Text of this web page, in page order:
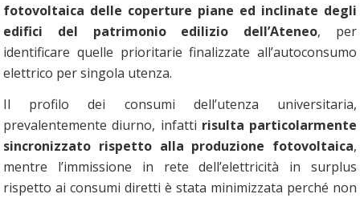
fotovoltaica delle coperture piane ed inclinate degli
edifici del patrimonio edilizio dell’Ateneo, per
identificare quelle prioritarie finalizzate all’autoconsumo
elettrico per singola utenza.
Il profilo dei consumi dell’utenza universitaria,
prevalentemente diurno, infatti risulta particolarmente
sincronizzato rispetto alla produzione fotovoltaica,
mentre l’immissione in rete dell’elettricità in surplus
rispetto ai consumi diretti è stata minimizzata perché non